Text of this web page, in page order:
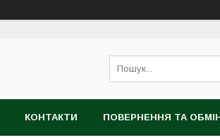
КОНТАКТИ ПОВЕРНЕННЯ ТА